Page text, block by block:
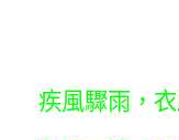
疾風驟雨，